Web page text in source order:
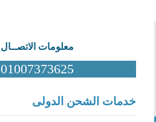
معلومات الاتصــال
01007373625
خدمات الشحن الدولى